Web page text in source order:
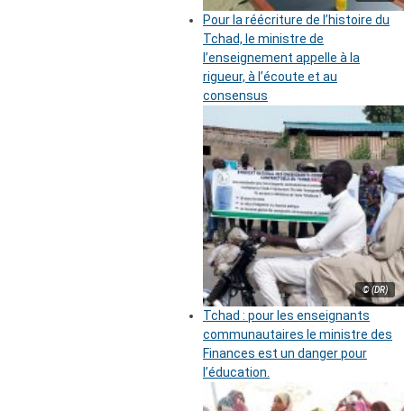
Pour la réécriture de l’histoire du
Tchad, le ministre de
l’enseignement appelle à la
rigueur, à l’écoute et au
consensus
© (DR)
Tchad : pour les enseignants
communautaires le ministre des
Finances est un danger pour
l’éducation.